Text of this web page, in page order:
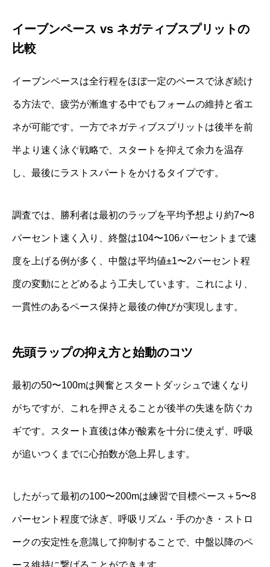
イーブンペース vs ネガティブスプリットの
比較
イーブンペースは全行程をほぼ一定のペースで泳ぎ続け
る方法で、疲労が漸進する中でもフォームの維持と省エ
ネが可能です。一方でネガティブスプリットは後半を前
半より速く泳ぐ戦略で、スタートを抑えて余力を温存
し、最後にラストスパートをかけるタイプです。
調査では、勝利者は最初のラップを平均予想より約7〜8
パーセント速く入り、終盤は104〜106パーセントまで速
度を上げる例が多く、中盤は平均値±1〜2パーセント程
度の変動にとどめるよう工夫しています。これにより、
一貫性のあるペース保持と最後の伸びが実現します。
先頭ラップの抑え方と始動のコツ
最初の50〜100mは興奮とスタートダッシュで速くなり
がちですが、これを押さえることが後半の失速を防ぐカ
ギです。スタート直後は体が酸素を十分に使えず、呼吸
が追いつくまでに心拍数が急上昇します。
したがって最初の100〜200mは練習で目標ペース＋5〜8
パーセント程度で泳ぎ、呼吸リズム・手のかき・ストロ
ークの安定性を意識して抑制することで、中盤以降のペ
ース維持に繋げることができます。